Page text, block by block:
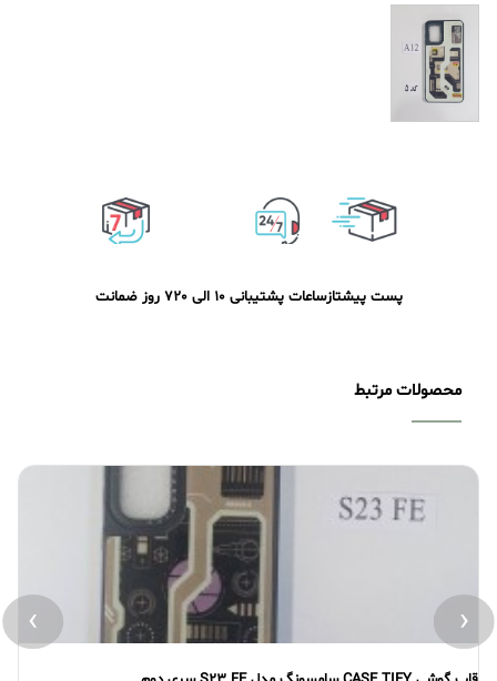
پست پیشتازساعات پشتیبانی 10 الی 20 7 روز ضمانت
محصولات مرتبط
‹
›